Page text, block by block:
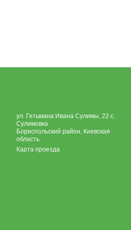
ул. Гетьмана Ивана Сулимы, 22 с.
Сулимовка
Бориспольский район, Киевская
область
Карта проезда